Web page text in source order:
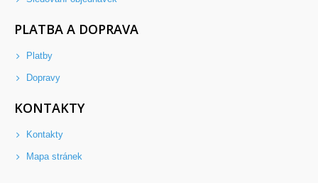
PLATBA A DOPRAVA
Platby
Dopravy
KONTAKTY
Kontakty
Mapa stránek